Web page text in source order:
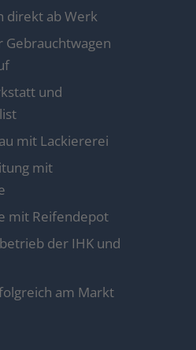
direkt ab Werk
und
mit Lackiererei
mit
mit Reifendepot
der IHK und
am Markt